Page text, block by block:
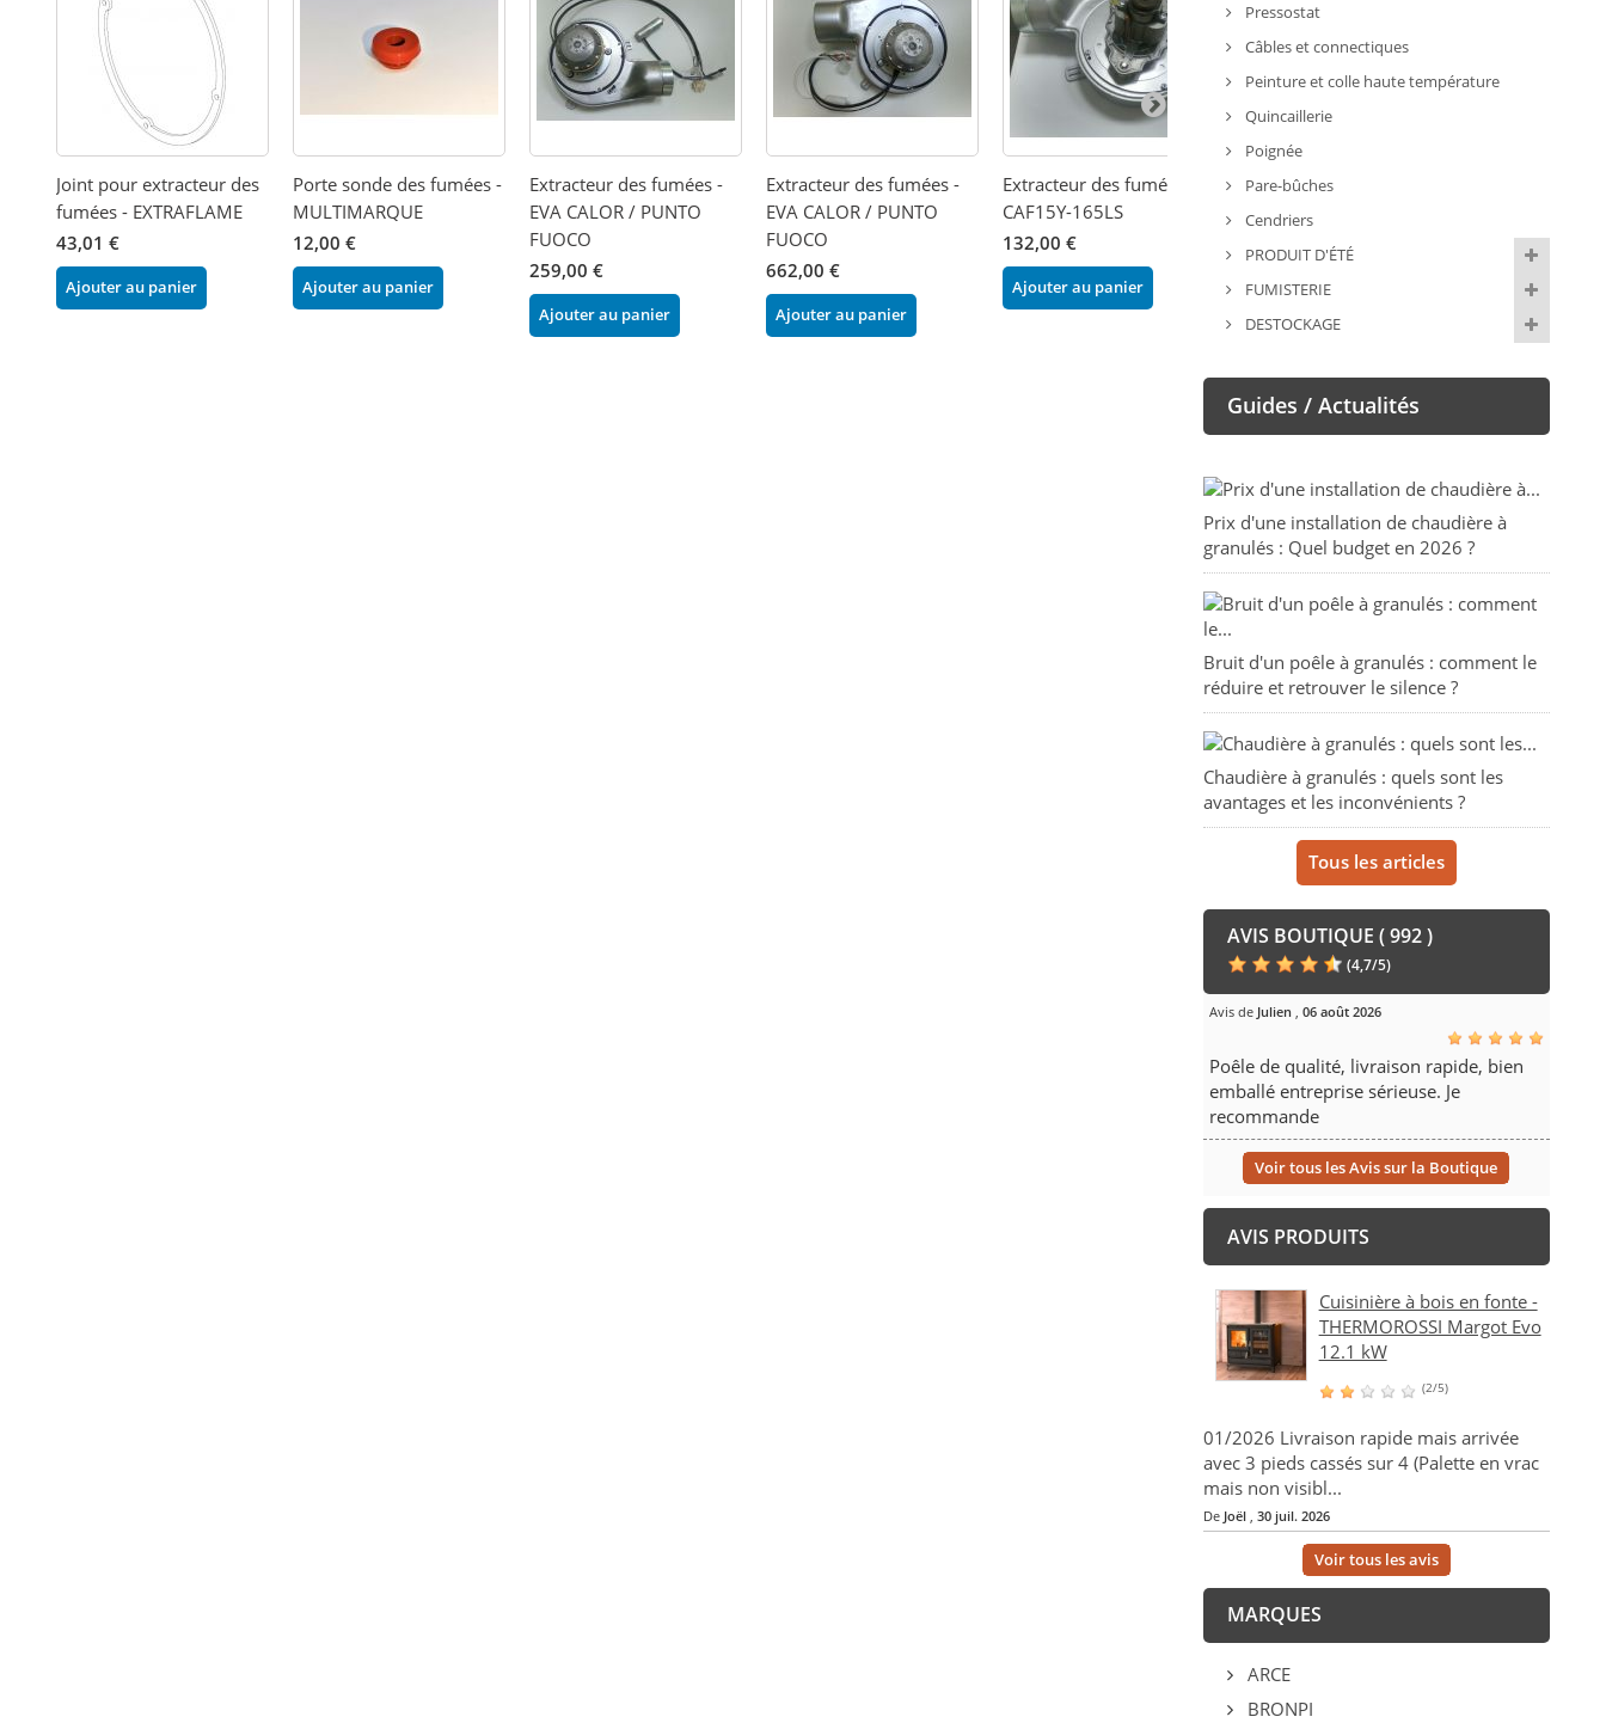
Joint pour extracteur des
fumées - EXTRAFLAME
43,01 €
Ajouter au panier
Porte sonde des fumées -
MULTIMARQUE
12,00 €
Ajouter au panier
Extracteur des fumées -
EVA CALOR / PUNTO
FUOCO
259,00 €
Ajouter au panier
Extracteur des fumées -
EVA CALOR / PUNTO
FUOCO
662,00 €
Ajouter au panier
Extracteur des fumées -
CAF15Y-165LS
132,00 €
Ajouter au panier
Extracteur des fumées -
BRONPI
Ajouter au panier
61,20 €
Ajouter au
Pressostat
Câbles et connectiques
Peinture et colle haute température
Quincaillerie
Poignée
Pare-bûches
Cendriers
PRODUIT D'ÉTÉ
FUMISTERIE
DESTOCKAGE
Guides / Actualités
Prix d'une installation de chaudière à
granulés : Quel budget en 2026 ?
Bruit d'un poêle à granulés : comment le
réduire et retrouver le silence ?
Chaudière à granulés : quels sont les
avantages et les inconvénients ?
Tous les articles
AVIS BOUTIQUE ( 992 )
(4,7/5)
Avis de Julien, 06 août 2026
Poêle de qualité, livraison rapide, bien
emballé entreprise sérieuse. Je
recommande
Voir tous les Avis sur la Boutique
AVIS PRODUITS
Cuisinière à bois en fonte -
THERMOROSSI Margot Evo
12.1 kW
(2/5)
01/2026 Livraison rapide mais arrivée
avec 3 pieds cassés sur 4 (Palette en vrac
mais non visibl...
De Joël, 30 juil. 2026
Voir tous les avis
MARQUES
ARCE
BRONPI